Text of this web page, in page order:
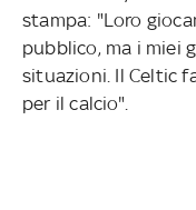
stampa: "Loro
pubblico, ma i miei
situazioni. Il Celtic
per il calcio".